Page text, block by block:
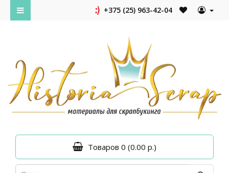
+375 (25) 963-42-04
Товаров 0 (0.00 р.)